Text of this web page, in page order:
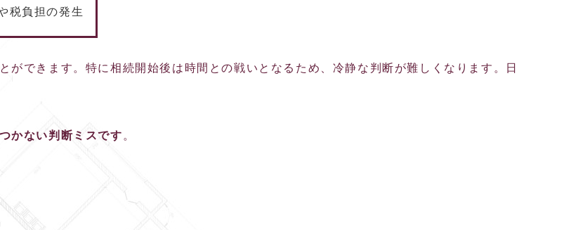
税負担の発生
ができます。特に相続開始後は時間との戦いとなるため、冷静な判断が難しくなります。日
かない判断ミスです 。